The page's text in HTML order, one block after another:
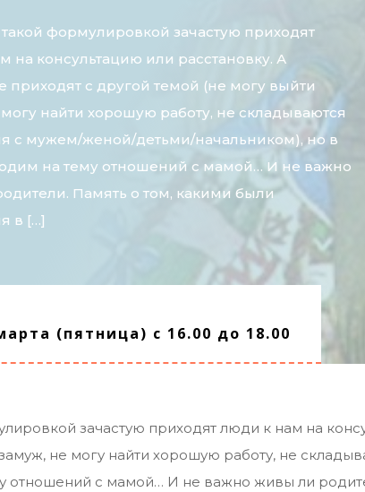
формулировкой зачастую приходят
на консультацию или расстановку. А
приходят с другой темой (не могу выйти
найти хорошую работу, не складываются
с мужем/женой/детьми/начальником), но в
на тему отношений с мамой… И не важно
Память о том, какими были
в […]
(пятница) с 16.00 до 18.00
зачастую приходят люди к нам на
не могу найти хорошую работу, не
отношений с мамой… И не важно живы ли